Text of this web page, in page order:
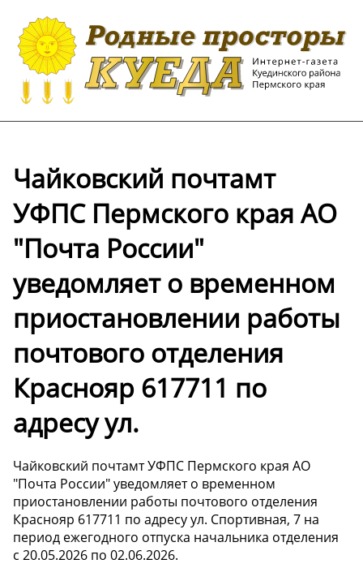
Чайковский почтамт
УФПС Пермского края АО
"Почта России"
уведомляет о временном
приостановлении работы
почтового отделения
Краснояр 617711 по
адресу ул.
Чайковский почтамт УФПС Пермского края АО
"Почта России" уведомляет о временном
приостановлении работы почтового отделения
Краснояр 617711 по адресу ул. Спортивная, 7 на
период ежегодного отпуска начальника отделения
с 20.05.2026 по 02.06.2026.